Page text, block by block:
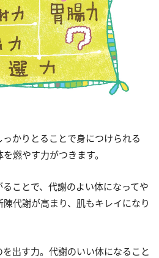
かりとることで身につけられる
燃やす力がつきます。
ことで、代謝のよい体になってや
代謝が高まり、肌もキレイになり
出す力。代謝のいい体になること